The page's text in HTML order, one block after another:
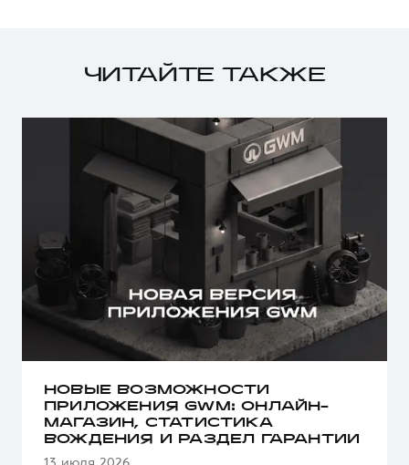
ЧИТАЙТЕ ТАКЖЕ
НОВЫЕ ВОЗМОЖНОСТИ
ПРИЛОЖЕНИЯ GWM: ОНЛАЙН-
МАГАЗИН, СТАТИСТИКА
ВОЖДЕНИЯ И РАЗДЕЛ ГАРАНТИИ